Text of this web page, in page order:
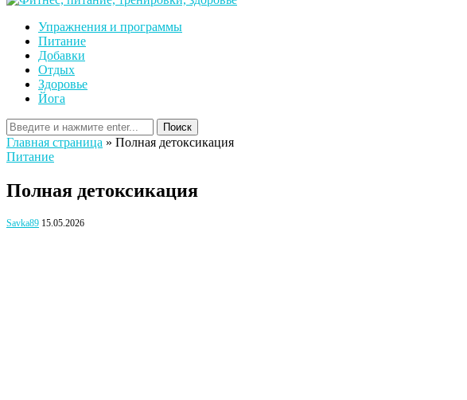
Упражнения и программы
Питание
Добавки
Отдых
Здоровье
Йога
Поиск
Главная страница » Полная детоксикация
Питание
Полная детоксикация
Savka89 15.05.2026